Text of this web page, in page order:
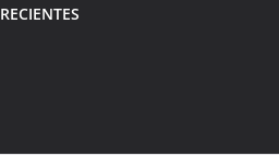
RECIENTES